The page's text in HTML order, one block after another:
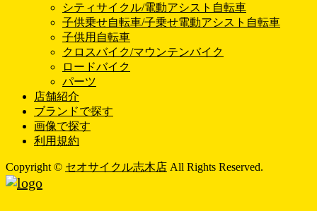
シティサイクル/電動アシスト自転車
子供乗せ自転車/子乗せ電動アシスト自転車
子供用自転車
クロスバイク/マウンテンバイク
ロードバイク
パーツ
店舗紹介
ブランドで探す
画像で探す
利用規約
Copyright © セオサイクル志木店 All Rights Reserved.